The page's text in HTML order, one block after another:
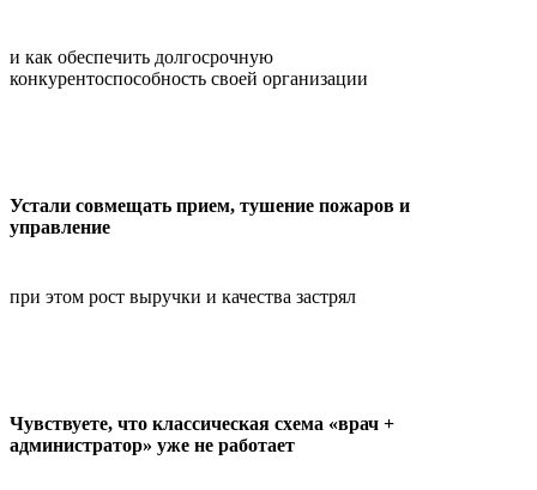
и как обеспечить долгосрочную
конкурентоспособность своей организации
Устали совмещать прием, тушение пожаров и
управление
при этом рост выручки и качества застрял
Чувствуете, что классическая схема «врач +
администратор» уже не работает